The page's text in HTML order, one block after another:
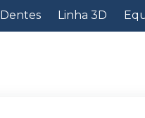
Dentes Linha 3D